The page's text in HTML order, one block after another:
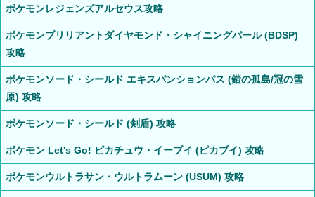
ポケモンレジェンズアルセウス攻略
ポケモンブリリアントダイヤモンド・シャイニングパール (BDSP)
攻略
ポケモンソード・シールド エキスパンションパス (鎧の孤島/冠の雪
原) 攻略
ポケモンソード・シールド (剣盾) 攻略
ポケモン Let's Go! ピカチュウ・イーブイ (ピカブイ) 攻略
ポケモンウルトラサン・ウルトラムーン (USUM) 攻略